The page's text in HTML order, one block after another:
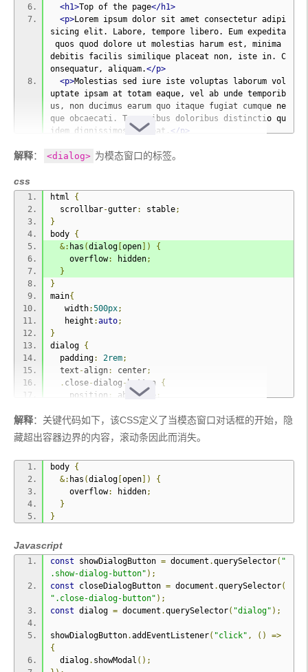
<h1>Top of the page</h1>
<p>Lorem ipsum dolor sit amet consectetur adipi
sicing elit. Labore, tempore libero. Eum expedita
quos quod dolore ut molestias harum est, minima
debitis facilis similique placeat non, iste in. C
onsequatur, aliquam.</p>
<p>Molestias sed iure iste voluptas laborum vol
uptate ipsam at totam eaque, vel ab unde temporib
us, non ducimus earum quo itaque fugiat cumque ne
que obcaecati. Temporibus doloribus distinctio qu
idem dignissimos placeat. </p>
orum corporis, unde dignissimos harum deserunt ve
Nihil, mollitia excepturi?</p>
</main>
<dialog
<div
Hi, I'm a dialog.
</div>
<button
dialog-button">
<svg
<path d=
c0 26.5 21.5 48 48 48h416c26.5 0 48-21.5 48-
48V80c0-26.5-21.5-48-48-48zm-
83.6 290.5c4.8 4.8 4.8 12.6 0 17.4l-40.5 40.5c-
4.8 4.8-12.6 4.8-17.4 0L256 313.3l-66.5 67.1c-
4.8 4.8-12.6 4.8-17.4 0l-40.5-40.5c-4.8-4.8-4.8-
12.6 0-17.4l67.1-66.5-67.1-66.5c-4.8-4.8-4.8-
12.6 0-17.4l40.5-40.5c4.8-4.8 12.6-
4.8 17.4 0l40.5 40.5c4.8 4.8 4.8 12.6 0 17.4L313.
</svg>
</dialog>
</body>
解释： <dialog> 为模态窗口的标签。
css
html {
scrollbar-gutter: stable;
}
body {
&: has (dialog open ])
{
overflow: hidden;
}
}
main{
width:500px;
height :auto;
}
dialog {
padding: 2rem;
text -align: center;
. close-dialog - button {
position : absolute
;
right
: 0.5rem;
background
: none ;
border: 0
&:
opacity: 1;
}
}
}
解释：关键代码如下，该CSS定义了当模态窗口对话框的开始，隐
藏超出容器边界的内容，滚动条因此而消失。
body {
&: has (dialog open ])
{
overflow: hidden;
}
}
Javascript
const showDialogButton = document .querySelector( "
.show-dialog-button" );
const closeDialogButton = document .querySelector(
".close-dialog-button" );
const dialog = document .querySelector( "dialog" );
showDialogButton.addEventListener( "click" , ()
=>
{
dialog. showModal ();